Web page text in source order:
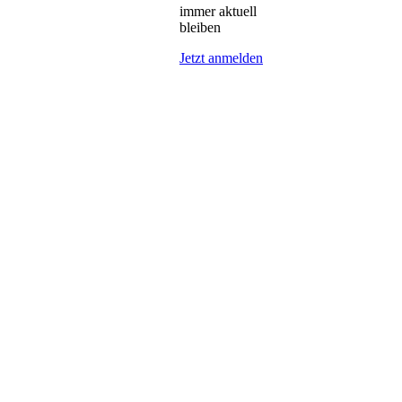
immer aktuell
bleiben
Jetzt anmelden